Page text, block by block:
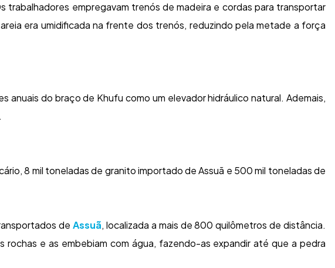
empregavam trenós de madeira e cordas para transportar
era umidificada na frente dos trenós, reduzindo pela metade a força
do braço de Khufu como um elevador hidráulico natural. Ademais,
8 mil toneladas de granito importado de Assuã e 500 mil toneladas de
deAssuã, localizada a mais de 800 quilômetros de distância.
rochas e as embebiam com água, fazendo-as expandir até que a pedra